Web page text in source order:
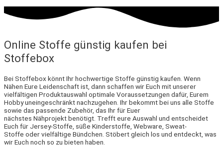
Online Stoffe günstig kaufen bei
Stoffebox
Bei Stoffebox könnt Ihr hochwertige Stoffe günstig kaufen. Wenn
Nähen Eure Leidenschaft ist, dann schaffen wir Euch mit unserer
vielfältigen Produktauswahl optimale Voraussetzungen dafür, Eurem
Hobby uneingeschränkt nachzugehen. Ihr bekommt bei uns alle Stoffe
sowie das passende Zubehör, das Ihr für Euer
nächstes Nähprojekt benötigt. Trefft eure Auswahl und entscheidet
Euch für Jersey-Stoffe, süße Kinderstoffe, Webware, Sweat-
Stoffe oder vielfältige Bündchen. Stöbert gleich los und entdeckt, was
wir Euch noch so zu bieten haben.